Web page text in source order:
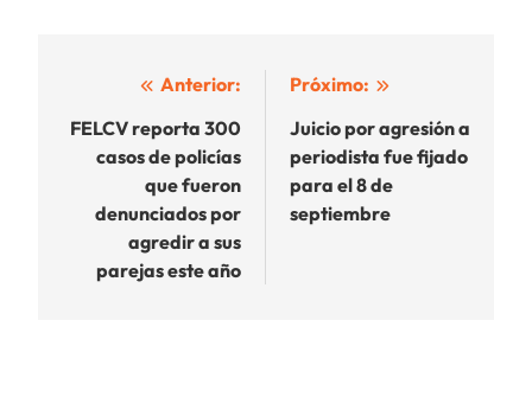
Navegación
de
entradas
Anterior:
FELCV reporta 300
casos de policías
que fueron
denunciados por
agredir a sus
parejas este año
Próximo:
Juicio por agresión a
periodista fue fijado
para el 8 de
septiembre